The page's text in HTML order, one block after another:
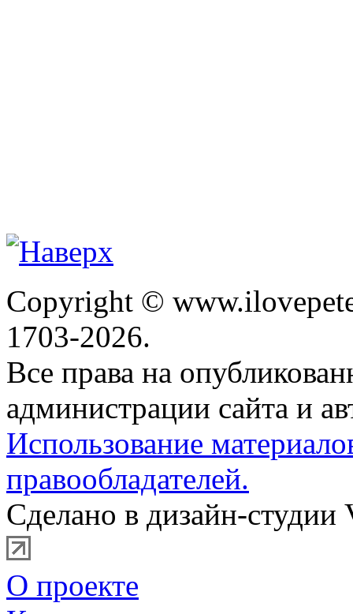
Copyright ©
1703-2026.
Все права на
администрации сайта и
Использование
правообладателей.
Сделано в дизайн-студии
О проекте